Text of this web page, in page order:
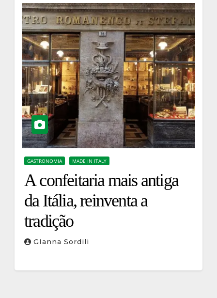
GASTRONOMIA MADE IN ITALY
A confeitaria mais antiga
da Itália, reinventa a
tradição
GIanna Sordili